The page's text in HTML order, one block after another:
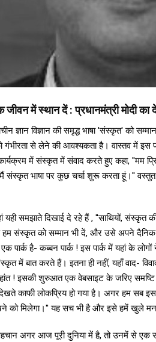
में स्थान दें : प्रधानमंत्री मोदी
ज्ञान विज्ञान की समृद्ध भाषा 'संस्कृत'
गंभीरता से लेने की आवश्यकता है। वास्तव में इस
में संस्कृत में संवाद करते हुए कहा, ''मम
संस्कृत भाषा पर कुछ चर्चा शुरू करता हूं।''
यही समझाते दिखाई दे रहे हैं , ''साथियों, संस्कृत
संस्कृत को सम्मान भी दें, और उसे अपने
है- कब्बन पार्क ! इस पार्क में यहां के
में बात करते हैं। इतना ही नहीं, यहाँ वाद-
! इसकी शुरुआत एक वेबसाइट के जरिए
काफी लोकप्रिय हो गया है। अगर हम सब
को मिलेगा।'' यह सच भी है और इसे हमें खुले मन
अगर आज पूरी दुनिया में है, तो उनमें से